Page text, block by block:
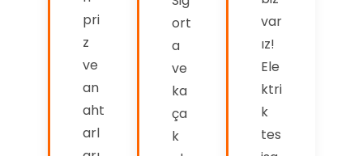
pri
z
ve
an
aht
arl
ort
a
ve
ka
ça
k
var
ız!
Ele
ktri
k
tes